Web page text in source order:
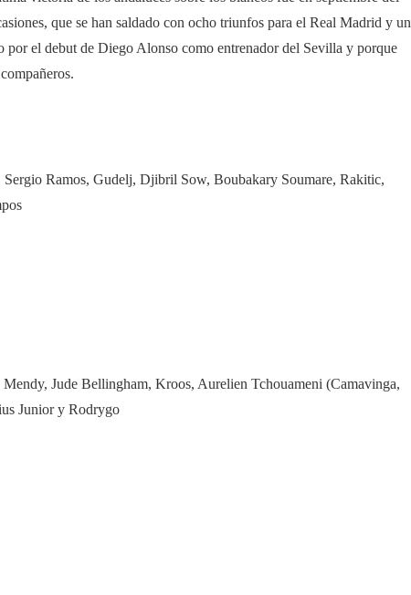
que se han saldado con ocho triunfos para el Real Madrid y un
por el debut de Diego Alonso como entrenador del Sevilla y porque
Ramos, Gudelj, Djibril Sow, Boubakary Soumare, Rakitic,
Jude Bellingham, Kroos, Aurelien Tchouameni (Camavinga,
Junior y Rodrygo